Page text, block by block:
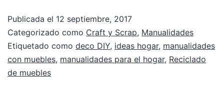
Publicada el 12 septiembre, 2017
Categorizado como Craft y Scrap, Manualidades
Etiquetado como deco DIY, ideas hogar, manualidades
con muebles, manualidades para el hogar, Reciclado
de muebles